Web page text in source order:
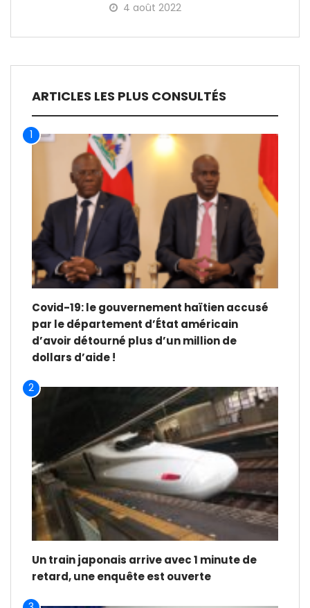
4 août 2022
ARTICLES LES PLUS CONSULTÉS
1
Covid-19: le gouvernement haïtien accusé
par le département d’État américain
d’avoir détourné plus d’un million de
dollars d’aide !
2
Un train japonais arrive avec 1 minute de
retard, une enquête est ouverte